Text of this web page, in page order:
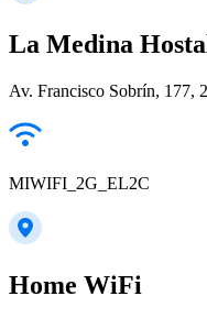
La Medina
Av. Francisco Sobrín, 177,
MIWIFI_2G_EL2C
Home WiFi